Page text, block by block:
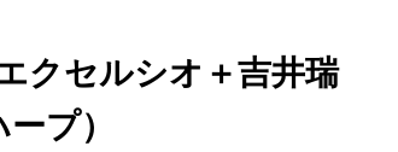
クセルシオ＋吉井瑞
プ）